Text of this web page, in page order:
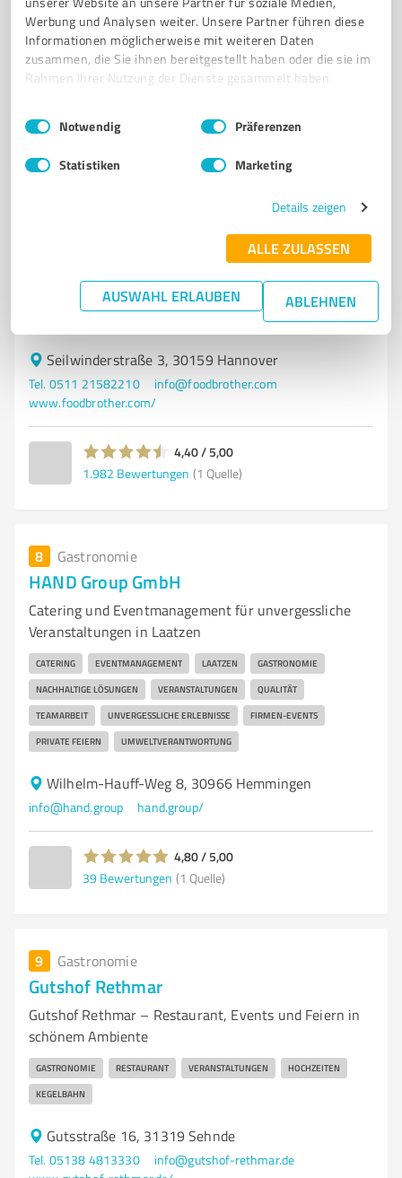
Werbung und Analysen weiter. Unsere Partner führen diese
Informationen möglicherweise mit weiteren Daten
zusammen, die Sie ihnen bereitgestellt haben oder die sie im
Rahmen Ihrer Nutzung der Dienste gesammelt haben.
Impressum Datenschutzbestimmungen
Einwilligungsauswahl
Notwendig Präferenzen
Statistiken Marketing
Details zeigen
ALLE ZULASSEN
AUSWAHL ERLAUBEN ABLEHNEN
Lister Meile 15, 30161 Hannover
info@0511-hannover.de www.0511-hannover.de/
4,60 / 5,00
FOOD BROTHER – Hausgemachte Burger an mehreren
HAUSGEMACHTE BURGER ABHOLUNG
Seilwinderstraße 3, 30159 Hannover
Tel. 0511 21582210
info@foodbrother.com
www.foodbrother.com/
4,40 / 5,00
1.982 Bewertungen (1 Quelle)
8 Gastronomie
HAND Group GmbH
Catering und Eventmanagement für unvergessliche
Veranstaltungen in Laatzen
CATERING EVENTMANAGEMENT LAATZEN GASTRONOMIE
NACHHALTIGE LÖSUNGEN VERANSTALTUNGEN QUALITÄT
TEAMARBEIT UNVERGESSLICHE ERLEBNISSE FIRMEN-EVENTS
PRIVATE FEIERN UMWELTVERANTWORTUNG
Wilhelm-Hauff-Weg 8, 30966 Hemmingen
info@hand.group hand.group/
4,80 / 5,00
39 Bewertungen (1 Quelle)
9 Gastronomie
Gutshof Rethmar
Gutshof Rethmar – Restaurant, Events und Feiern in
schönem Ambiente
GASTRONOMIE RESTAURANT VERANSTALTUNGEN HOCHZEITEN
KEGELBAHN
Gutsstraße 16, 31319 Sehnde
Tel. 05138 4813330
info@gutshof-rethmar.de